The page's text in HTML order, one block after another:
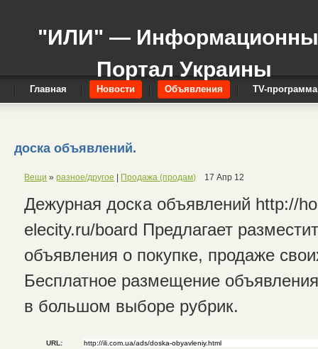
"ИЛИ" —
Портал Украины
Главная Новости Объявления TV-программа
доска объявлений.
Вещи »разное/другое Продажа (продам) 17 Апр 12
Дежурная доска объявлений http://
elecity.ru/board Предлагает
объявления о покупке, продаже
Бесплатное размещение
в большом выборе рубрик.
URL: